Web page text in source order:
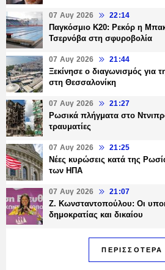
07 Αυγ 2026 22:14
Παγκόσμιο Κ20: Ρεκόρ η
Τσερνόβα στη σφυροβολία
07 Αυγ 2026 21:44
Ξεκίνησε ο διαγωνισμός για
στη Θεσσαλονίκη
07 Αυγ 2026 21:27
Ρωσικά πλήγματα στο
τραυματίες
07 Αυγ 2026 21:25
Νέες κυρώσεις κατά της
των ΗΠΑ
07 Αυγ 2026 21:07
Ζ. Κωνσταντοπούλου: Οι
δημοκρατίας και δικαίου
ΠΕΡΙΣΣΟΤΕΡΑ